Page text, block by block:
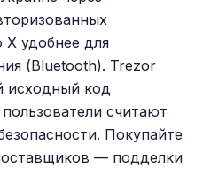
X удобнее для
(Bluetooth). Trezor
исходный код
считают
Покупайте
— подделки